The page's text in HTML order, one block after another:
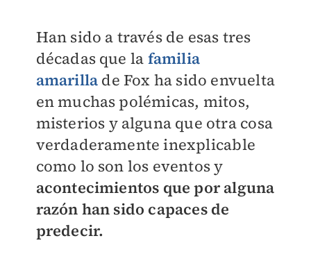
Han sido a través de esas tres
décadas que la familia
amarilla de Fox ha sido envuelta
en muchas polémicas, mitos,
misterios y alguna que otra cosa
verdaderamente inexplicable
como lo son los eventos y
acontecimientos que por alguna
razón han sido capaces de
predecir.